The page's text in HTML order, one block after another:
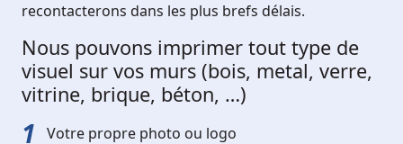
recontacterons dans les plus brefs délais.
Nous pouvons imprimer tout type de
visuel sur vos murs (bois, metal, verre,
vitrine, brique, béton, …)
Votre propre photo ou logo